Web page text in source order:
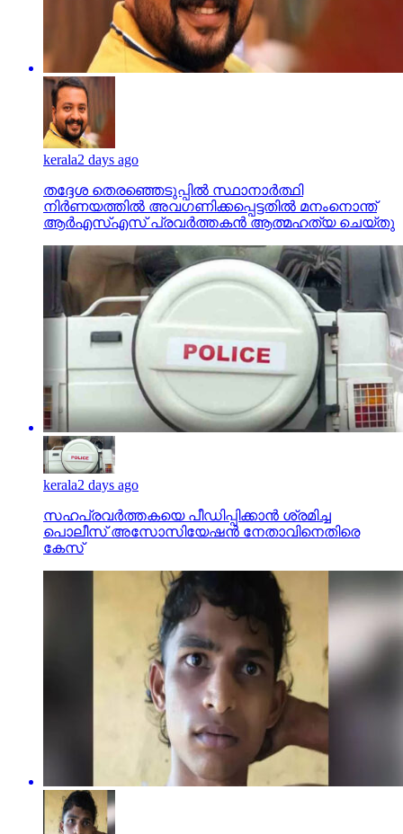
kerala2 days ago
തദ്ദേശ തെരഞ്ഞെടുപ്പില്‍ സ്ഥാനാര്‍ത്ഥി
നിര്‍ണയത്തില്‍ അവഗണിക്കപ്പെട്ടതില്‍ മനംനൊന്ത്
ആര്‍എസ്എസ് പ്രവര്‍ത്തകന്‍ ആത്മഹത്യ ചെയ്തു
kerala2 days ago
സഹപ്രവര്‍ത്തകയെ പീഡിപ്പിക്കാന്‍ ശ്രമിച്ച
പൊലീസ് അസോസിയേഷന്‍ നേതാവിനെതിരെ
കേസ്